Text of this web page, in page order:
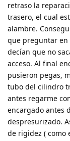
retraso la
trasero, el cual
alambre.
que preguntar en
decían que no
acceso. Al final
pusieron pegas,
tubo del cilindro
antes regarme
encargado antes
despresurizado.
de rigidez ( como